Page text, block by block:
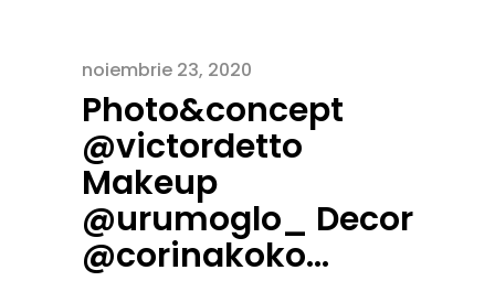
noiembrie 23, 2020
Photo&concept
@victordetto
Makeup
@urumoglo_ Decor
@corinakoko…